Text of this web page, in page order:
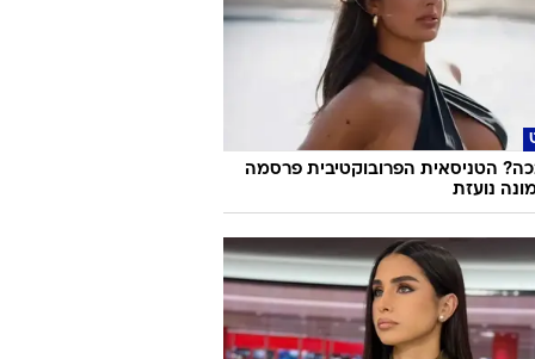
הטניסאית הפרובוקטיבית פרסמה
נועזת